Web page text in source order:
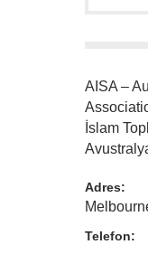
AISA –
İslam
Adres:
Telefon: